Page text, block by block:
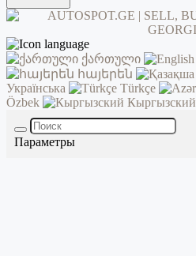
ქართული
հայերեն
Українська
Türkçe
Özbek
Кыргызский
Параметры